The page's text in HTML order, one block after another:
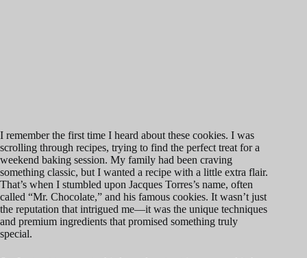
I remember the first time I heard about these cookies. I was
scrolling through recipes, trying to find the perfect treat for a
weekend baking session. My family had been craving
something classic, but I wanted a recipe with a little extra flair.
That’s when I stumbled upon Jacques Torres’s name, often
called “Mr. Chocolate,” and his famous cookies. It wasn’t just
the reputation that intrigued me—it was the unique techniques
and premium ingredients that promised something truly
special.